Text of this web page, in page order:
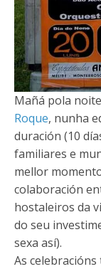
Mañá pola
Roque, nunha
duración (10
familiares e
mellor
colaboración
hostaleiros da
do seu
sexa así).
As